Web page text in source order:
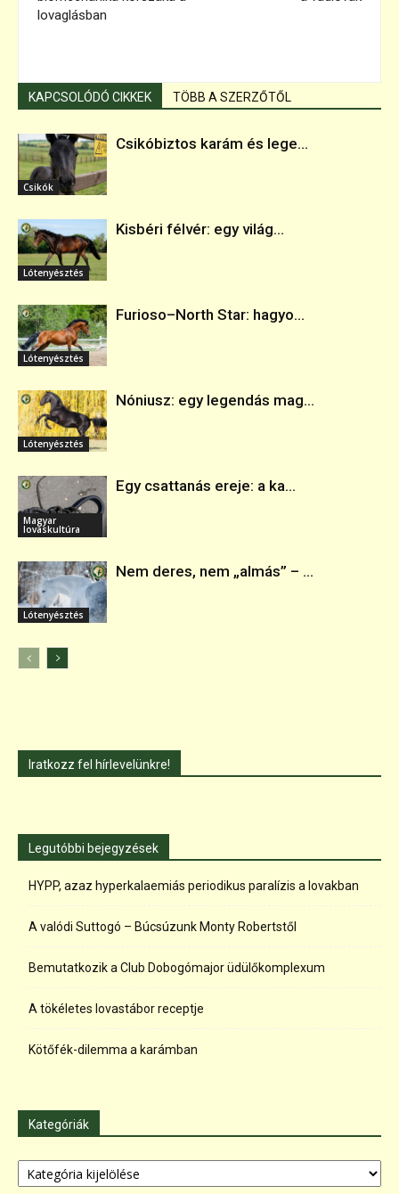
lovaglásban
KAPCSOLÓDÓ CIKKEK TÖBB A SZERZŐTŐL
Csikók
Csikóbiztos karám és lege...
Lótenyésztés
Kisbéri félvér: egy világ...
Lótenyésztés
Furioso–North Star: hagyo...
Lótenyésztés
Nóniusz: egy legendás mag...
Magyar
lovaskultúra
Egy csattanás ereje: a ka...
Lótenyésztés
Nem deres, nem „almás” – ...
Iratkozz fel hírlevelünkre!
Legutóbbi bejegyzések
HYPP, azaz hyperkalaemiás periodikus paralízis a lovakban
A valódi Suttogó – Búcsúzunk Monty Robertstől
Bemutatkozik a Club Dobogómajor üdülőkomplexum
A tökéletes lovastábor receptje
Kötőfék-dilemma a karámban
Kategóriák
Kategóriák